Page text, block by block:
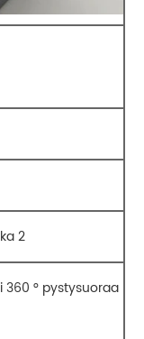
2
360 ° pystysuoraa